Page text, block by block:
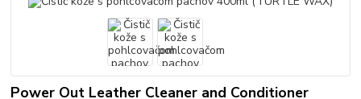
Power Out Leather Cleaner and Conditioner